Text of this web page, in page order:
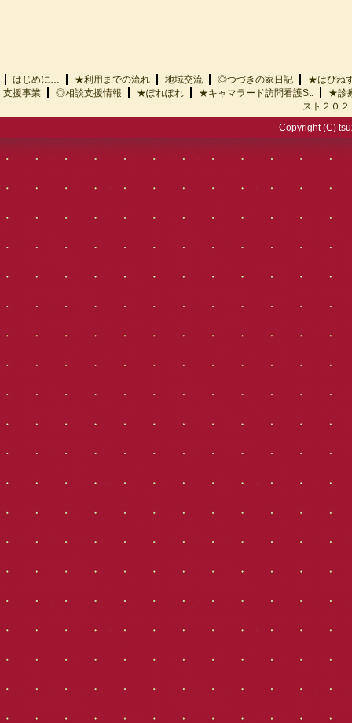
はじめに… ★利用までの流れ 地域交流 ◎つづきの家日記
★はぴ
支援事業
◎相談支援情報 ★ぽれぽれ ★キャマラード訪問看護St.
★診
スト２０２
Copyright (C)